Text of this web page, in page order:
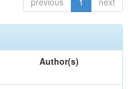
Author(s)